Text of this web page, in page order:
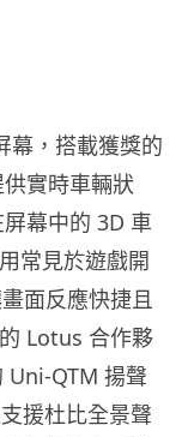
幕，搭載獲獎的
實時車輛狀
幕中的 3D 車
常見於遊戲開
面反應快捷且
Lotus 合作夥
Uni-QTM 揚聲
援杜比全景聲